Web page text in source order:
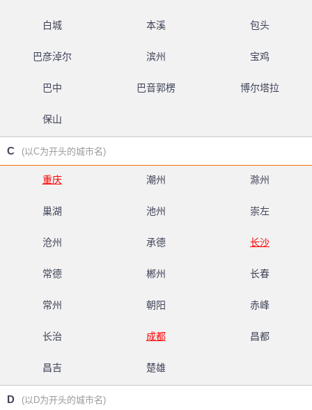
白城 本溪 包头
巴彦淖尔 滨州 宝鸡
巴中 巴音郭楞 博尔塔拉
保山
C (以C为开头的城市名)
重庆 潮州 滁州
巢湖 池州 崇左
沧州 承德 长沙
常德 郴州 长春
常州 朝阳 赤峰
长治 成都 昌都
昌吉 楚雄
D (以D为开头的城市名)